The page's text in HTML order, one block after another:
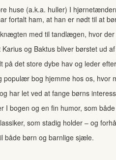
huse (a.k.a. huller) I
fortalt ham, at han er nødt til at
med til tandlægen, hvor
og Baktus bliver børstet ud
på det store dybe hav og leder
populær bog hjemme hos os,
har let ved at fange børns
I bogen og en fin humor, som
som stadig holder – og
både børn og barnlige sjæle.